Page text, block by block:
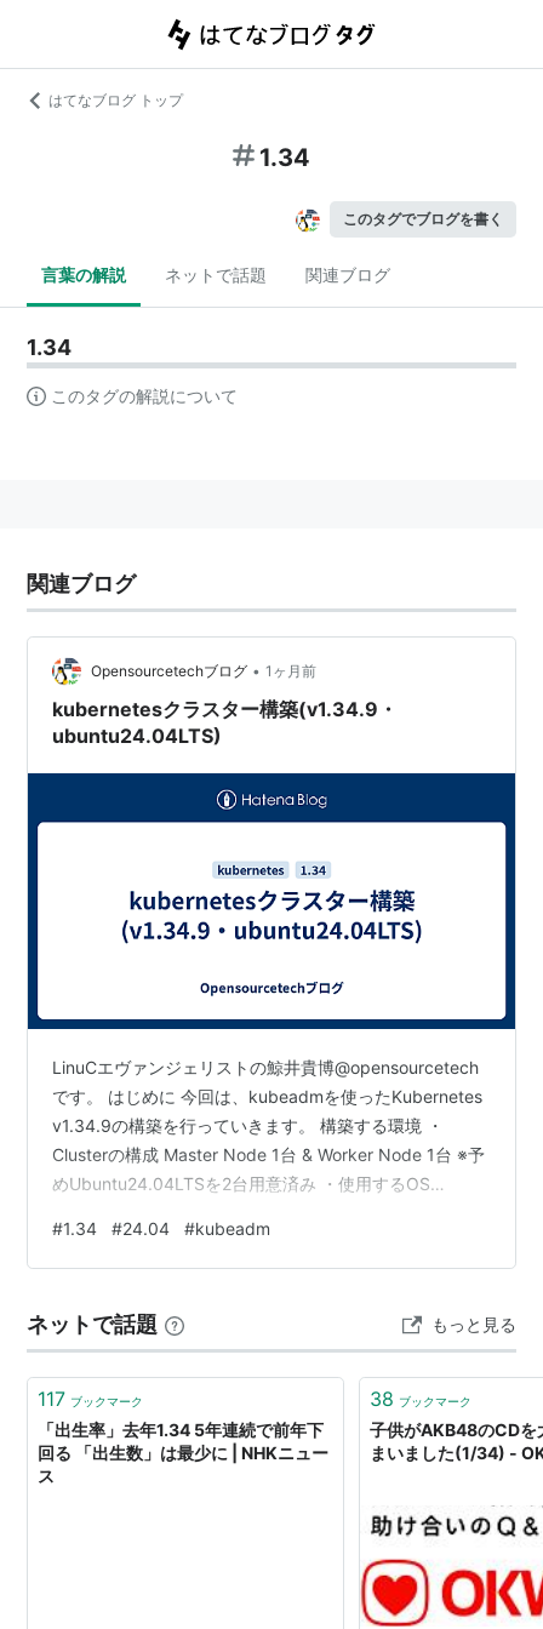
はてなブログ トップ
1.34
このタグでブログを書く
言葉の解説 ネットで話題 関連ブログ
1.34
このタグの解説について
関連ブログ
Opensourcetechブログ • 1ヶ月前
kubernetesクラスター構築(v1.34.9・
ubuntu24.04LTS)
LinuCエヴァンジェリストの鯨井貴博@opensourcetech
です。 はじめに 今回は、kubeadmを使ったKubernetes
v1.34.9の構築を行っていきます。 構築する環境 ・
Clusterの構成 Master Node 1台 & Worker Node 1台 ※予
めUbuntu24.04LTSを2台用意済み ・使用するOS
DISTRIB_ID=Ubuntu DISTRIB_RELEASE=24.04
DISTRIB_CODENAME=noble DISTRIB_DESCRIPTION…
#1.34 #24.04 #kubeadm
ネットで話題 もっと見る
117 ブックマーク
「出生率」去年1.34 5年連続で前年下
回る 「出生数」は最少に | NHKニュー
ス
38 ブックマーク
子供がAKB48のCDを
まいました(1/34) -